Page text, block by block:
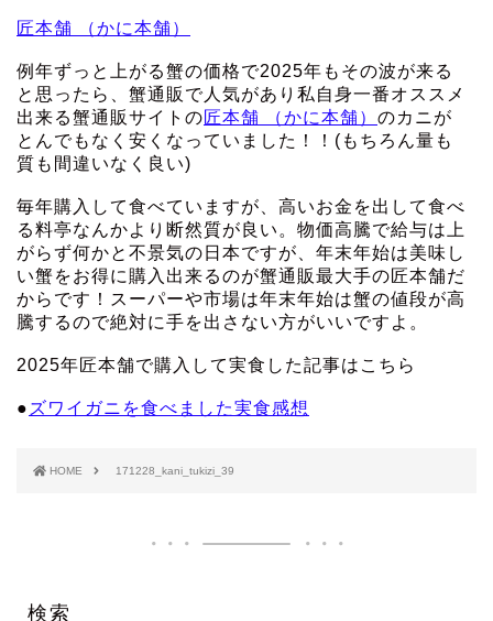
匠本舗 （かに本舗）
例年ずっと上がる蟹の価格で2025年もその波が来る
と思ったら、蟹通販で人気があり私自身一番オススメ
出来る蟹通販サイトの匠本舗 （かに本舗） のカニが
とんでもなく安くなっていました！！(もちろん量も
質も間違いなく良い)
毎年購入して食べていますが、高いお金を出して食べ
る料亭なんかより断然質が良い。物価高騰で給与は上
がらず何かと不景気の日本ですが、年末年始は美味し
い蟹をお得に購入出来るのが蟹通販最大手の匠本舗だ
からです！スーパーや市場は年末年始は蟹の値段が高
騰するので絶対に手を出さない方がいいですよ。
2025年匠本舗で購入して実食した記事はこちら
● ズワイガニを食べました実食感想
HOME 171228_kani_tukizi_39
検索